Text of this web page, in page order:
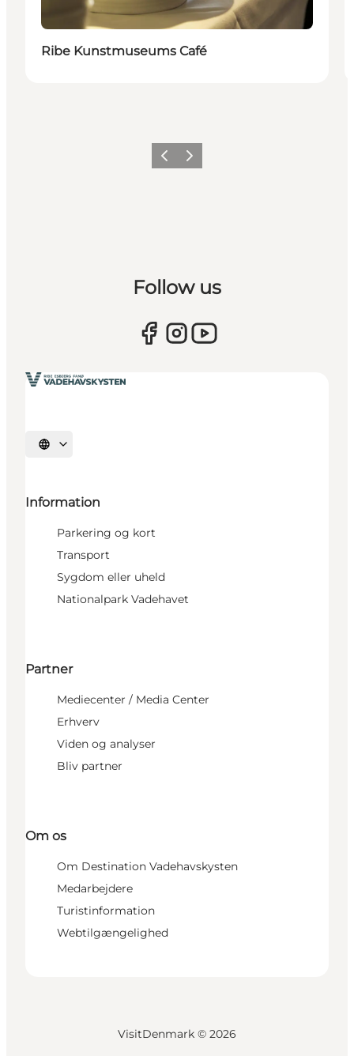
Ribe Kunstmuseums Café
ForrigeNæste
Follow us
Vælg sprog
Information
Parkering og kort
Transport
Sygdom eller uheld
Nationalpark Vadehavet
Partner
Mediecenter / Media Center
Erhverv
Viden og analyser
Bliv partner
Om os
Om Destination Vadehavskysten
Medarbejdere
Turistinformation
Webtilgængelighed
VisitDenmark © 2026